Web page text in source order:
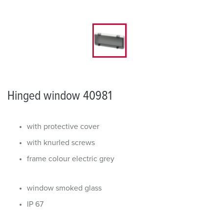
Hinged window 40981
with protective cover
with knurled screws
frame colour electric grey
window smoked glass
IP 67